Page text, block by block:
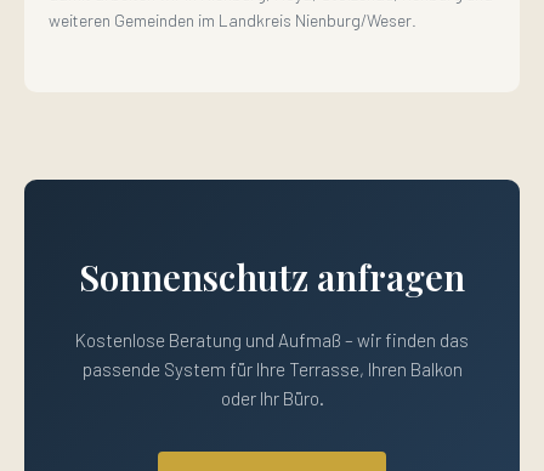
weiteren Gemeinden im Landkreis Nienburg/Weser.
Sonnenschutz anfragen
Kostenlose Beratung und Aufmaß – wir finden das
passende System für Ihre Terrasse, Ihren Balkon
oder Ihr Büro.